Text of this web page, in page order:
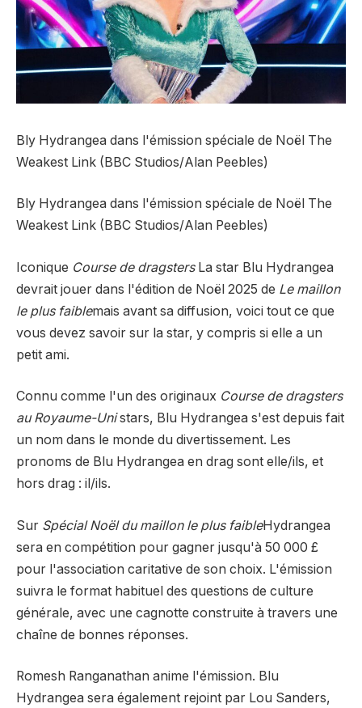
Bly Hydrangea dans l'émission spéciale de Noël The
Weakest Link (BBC Studios/Alan Peebles)
Bly Hydrangea dans l'émission spéciale de Noël The
Weakest Link (BBC Studios/Alan Peebles)
Iconique Course de dragstersLa star Blu Hydrangea
devrait jouer dans l'édition de Noël 2025 de Le maillon
le plus faiblemais avant sa diffusion, voici tout ce que
vous devez savoir sur la star, y compris si elle a un
petit ami.
Connu comme l'un des originaux Course de dragsters
au Royaume-Unistars, Blu Hydrangea s'est depuis fait
un nom dans le monde du divertissement. Les
pronoms de Blu Hydrangea en drag sont elle/ils, et
hors drag : il/ils.
Sur Spécial Noël du maillon le plus faibleHydrangea
sera en compétition pour gagner jusqu'à 50 000 £
pour l'association caritative de son choix. L'émission
suivra le format habituel des questions de culture
générale, avec une cagnotte construite à travers une
chaîne de bonnes réponses.
Romesh Ranganathan anime l'émission. Blu
Hydrangea sera également rejoint par Lou Sanders,